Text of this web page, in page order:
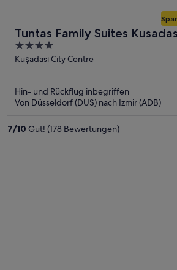
Tuntas Family Suites
4
out
5
Kuşadası City Centre
Hin- und Rückflug inbegriffen
Von Düsseldorf (DUS) nach Izmir (ADB)
7/10 Gut! (178 Bewertungen)